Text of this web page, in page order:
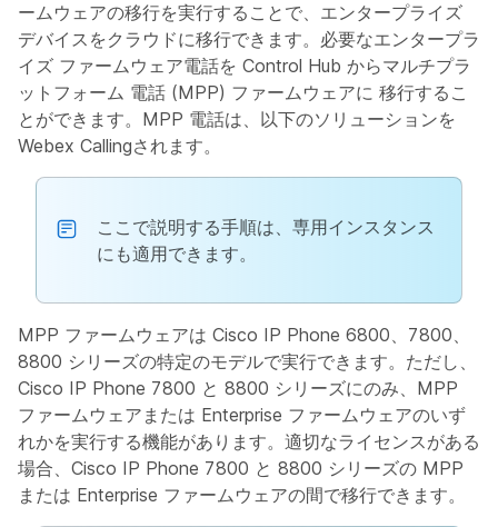
ームウェアの移行を実行することで、エンタープライズ
デバイスをクラウドに移行できます。必要なエンタープラ
イズ ファームウェア電話を Control Hub からマルチプラ
ットフォーム 電話 (MPP) ファームウェアに 移行するこ
とができます。MPP 電話は、以下のソリューションを
Webex Callingされます。
ここで説明する手順は、専用インスタンス
にも適用できます。
MPP ファームウェアは Cisco IP Phone 6800、7800、
8800 シリーズの特定のモデルで実行できます。ただし、
Cisco IP Phone 7800 と 8800 シリーズにのみ、MPP
ファームウェアまたは Enterprise ファームウェアのいず
れかを実行する機能があります。適切なライセンスがある
場合、Cisco IP Phone 7800 と 8800 シリーズの MPP
または Enterprise ファームウェアの間で移行できます。